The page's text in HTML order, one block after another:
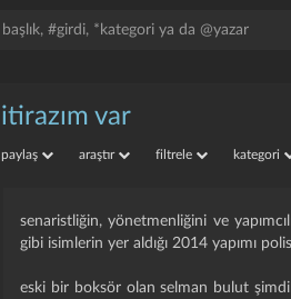
i̇tirazım var
paylaş araştır filtrele kategori
senaristliğin, yönetmenliğini ve
gibi isimlerin yer aldığı 2014 yapımı
eski bir boksör olan selman bulut